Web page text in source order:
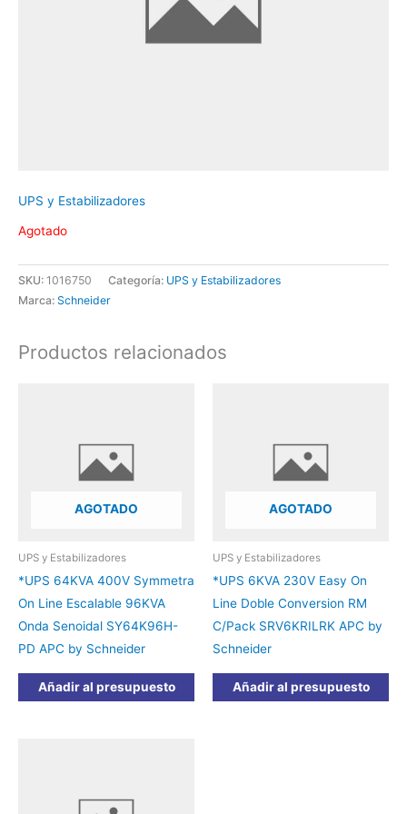
UPS y Estabilizadores
Agotado
SKU: 1016750 Categoría: UPS y Estabilizadores
Marca: Schneider
Productos relacionados
AGOTADO
UPS y Estabilizadores
*UPS 64KVA 400V Symmetra
On Line Escalable 96KVA
Onda Senoidal SY64K96H-
PD APC by Schneider
Añadir al presupuesto
AGOTADO
UPS y Estabilizadores
*UPS 6KVA 230V Easy On
Line Doble Conversion RM
C/Pack SRV6KRILRK APC by
Schneider
Añadir al presupuesto